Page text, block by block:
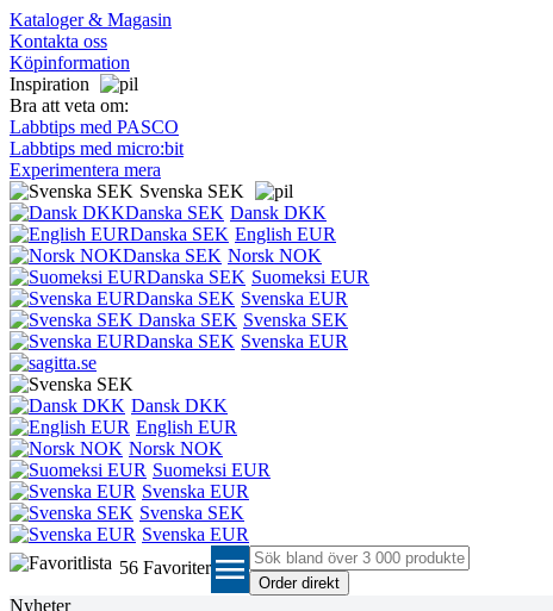
Kataloger & Magasin
Kontakta oss
Köpinformation
Inspiration
Bra att veta om:
Labbtips med PASCO
Labbtips med micro:bit
Experimentera mera
Svenska SEK
Dansk DKK
English EUR
Norsk NOK
Suomeksi EUR
Svenska EUR
Svenska SEK
Svenska EUR
Dansk DKK
English EUR
Norsk NOK
Suomeksi EUR
Svenska EUR
Svenska SEK
Svenska EUR
56 Favoriter menu
Nyheter